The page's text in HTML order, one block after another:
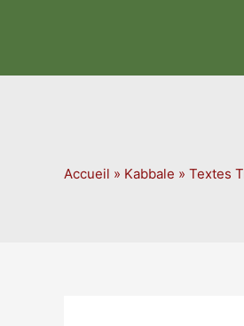
Accueil » Kabbale » Textes